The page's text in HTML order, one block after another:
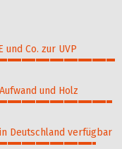
und Co. zur UVP
und Holz
Deutschland verfügbar